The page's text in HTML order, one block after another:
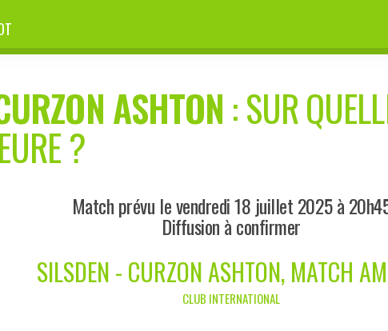
ASHTON : SUR
?
Match prévu le vendredi 18 juillet 2025 à
Diffusion à confirmer
SILSDEN - CURZON ASHTON, MATCH
CLUB INTERNATIONAL